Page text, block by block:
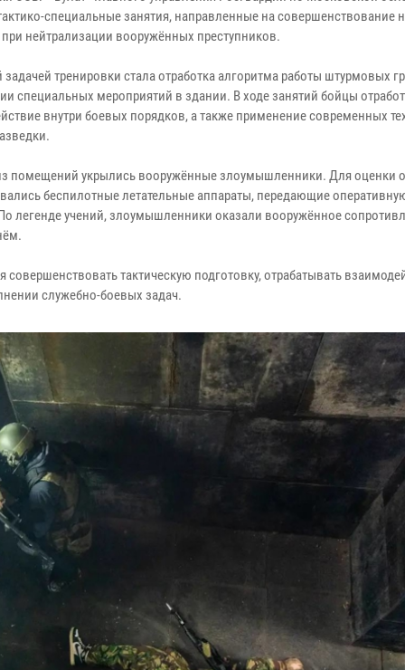
специальные занятия, направленные на совершенствование
нейтрализации вооружённых преступников.
тренировки стала отработка алгоритма работы штурмовых
специальных мероприятий в здании. В ходе занятий бойцы
внутри боевых порядков, а также применение современных
помещений укрылись вооружённые злоумышленники. Для оценки
беспилотные летательные аппараты, передающие
учений, злоумышленники оказали вооружённое
тактическую подготовку, отрабатывать
служебно-боевых задач.